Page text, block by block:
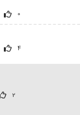
0
4
2